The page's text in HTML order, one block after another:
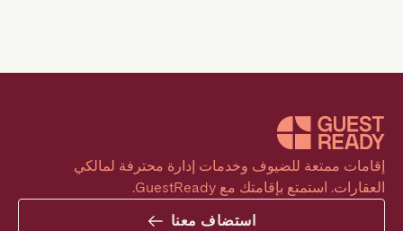
العقارات. استمتع بإقامتك مع GuestReady.
استضاف معنا